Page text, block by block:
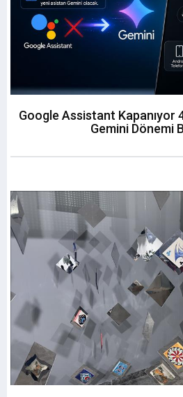
Google Assistant Kapanıyor
Gemini Dönemi